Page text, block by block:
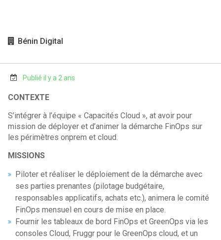
Bénin Digital
Publié il y a 2 ans
CONTEXTE
S’intégrer à l’équipe « Capacités Cloud », at avoir pour
mission de déployer et d’animer la démarche FinOps sur
les périmètres onprem et cloud.
MISSIONS
Piloter et réaliser le déploiement de la démarche avec
ses parties prenantes (pilotage budgétaire,
responsables applicatifs, achats etc.), animera le comité
FinOps mensuel en cours de mise en place.
Fournir les tableaux de bord FinOps et GreenOps via les
consoles Cloud, Fruggr pour le GreenOps cloud, et un